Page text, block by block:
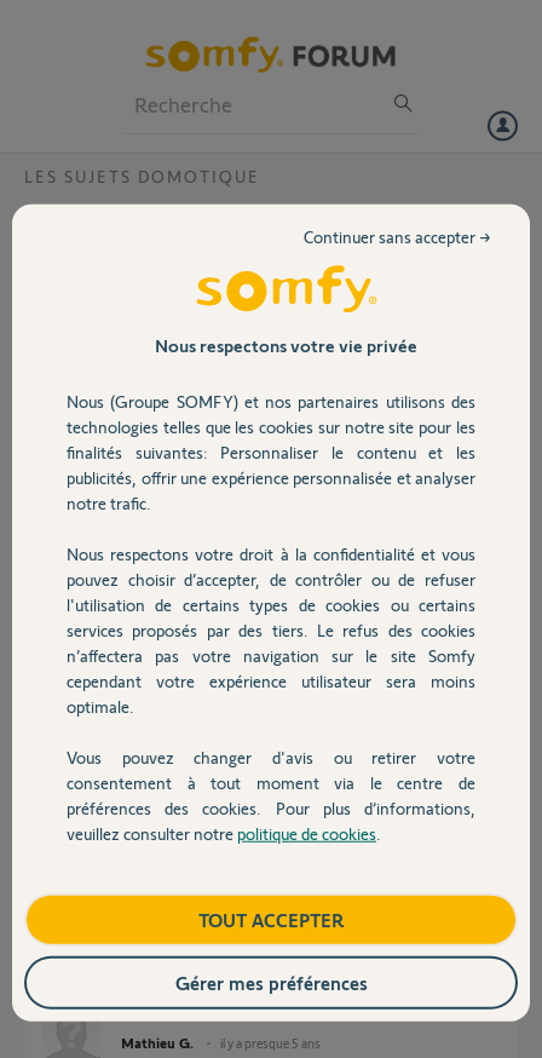
Volet
Sécurité
Domotique
Chauffage
Autres produits
Devis avec un pro
Contact
LES SUJETS DOMOTIQUE
Box Tahoma déjà activée, merci !
J’ai acheté une maison équipée de volets roulants Somfy ainsi que
n’arrive pas à l’activer, car elle est visiblement rattachée au compte de
l’ancien propriétaire.
Pouvez vous m’aider ?
Voici le PIN : 1207-0932-5679
Merci,
Jacques M.
il y a presque 5 ans
Participer au fil de discussion
Réponses
Bonjour, désolé du dérangement mais étant dans presque la même
le SAV Somfy peut il me contacté merci par avance.
et bonne résolution de problème à la personne ci dessus.
en vous souhaitant bonne journée G.Mathieu
Mathieu G. il y a presque 5 ans
Nous respectons votre vie privée
Nous (Groupe SOMFY) et nos partenaires utilisons des
technologies telles que les cookies sur notre site pour les
finalités suivantes: Personnaliser le contenu et les
publicités, offrir une expérience personnalisée et analyser
notre trafic.
Nous respectons votre droit à la confidentialité et vous
pouvez choisir d’accepter, de contrôler ou de refuser
l'utilisation de certains types de cookies ou certains
services proposés par des tiers. Le refus des cookies
n’affectera pas votre navigation sur le site Somfy
cependant votre expérience utilisateur sera moins
optimale.
Vous pouvez changer d'avis ou retirer votre
consentement à tout moment via le centre de
préférences des cookies. Pour plus d’informations,
veuillez consulter notre politique de cookies
Continuer sans accepter →
TOUT ACCEPTER
Gérer mes préférences